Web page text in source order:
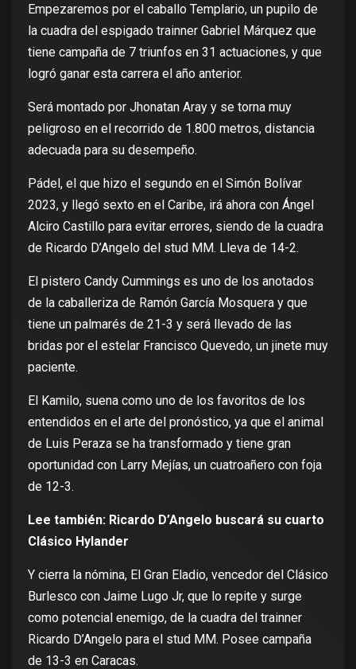
Empezaremos por el caballo Templario, un pupilo de
la cuadra del espigado trainner Gabriel Márquez que
tiene campaña de 7 triunfos en 31 actuaciones, y que
logró ganar esta carrera el año anterior.
Será montado por Jhonatan Aray y se torna muy
peligroso en el recorrido de 1.800 metros, distancia
adecuada para su desempeño.
Pádel, el que hizo el segundo en el Simón Bolívar
2023, y llegó sexto en el Caribe, irá ahora con Ángel
Alciro Castillo para evitar errores, siendo de la cuadra
de Ricardo D’Angelo del stud MM. Lleva de 14-2.
El pistero Candy Cummings es uno de los anotados
de la caballeriza de Ramón García Mosquera y que
tiene un palmarés de 21-3 y será llevado de las
bridas por el estelar Francisco Quevedo, un jinete muy
paciente.
El Kamilo, suena como uno de los favoritos de los
entendidos en el arte del pronóstico, ya que el animal
de Luis Peraza se ha transformado y tiene gran
oportunidad con Larry Mejías, un cuatroañero con foja
de 12-3.
Lee también: Ricardo D’Angelo buscará su cuarto
Clásico Hylander
Y cierra la nómina, El Gran Eladio, vencedor del Clásico
Burlesco con Jaime Lugo Jr, que lo repite y surge
como potencial enemigo, de la cuadra del trainner
Ricardo D’Angelo para el stud MM. Posee campaña
de 13-3 en Caracas.